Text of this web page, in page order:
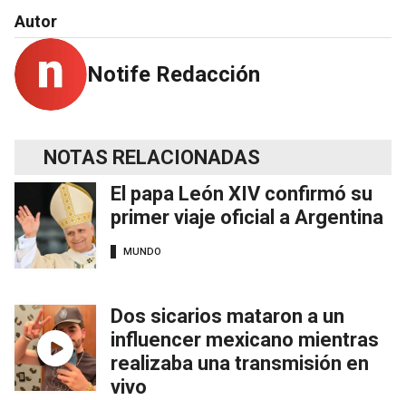
Autor
Notife Redacción
NOTAS RELACIONADAS
El papa León XIV confirmó su
primer viaje oficial a Argentina
MUNDO
Dos sicarios mataron a un
influencer mexicano mientras
realizaba una transmisión en
vivo